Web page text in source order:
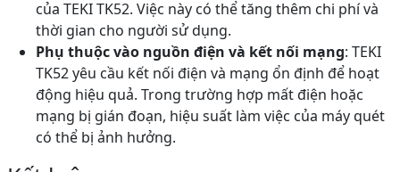
của TEKI TK52. Việc này có thể tăng thêm chi phí và
thời gian cho người sử dụng.
Phụ thuộc vào nguồn điện và kết nối mạng: TEKI
TK52 yêu cầu kết nối điện và mạng ổn định để hoạt
động hiệu quả. Trong trường hợp mất điện hoặc
mạng bị gián đoạn, hiệu suất làm việc của máy quét
có thể bị ảnh hưởng.